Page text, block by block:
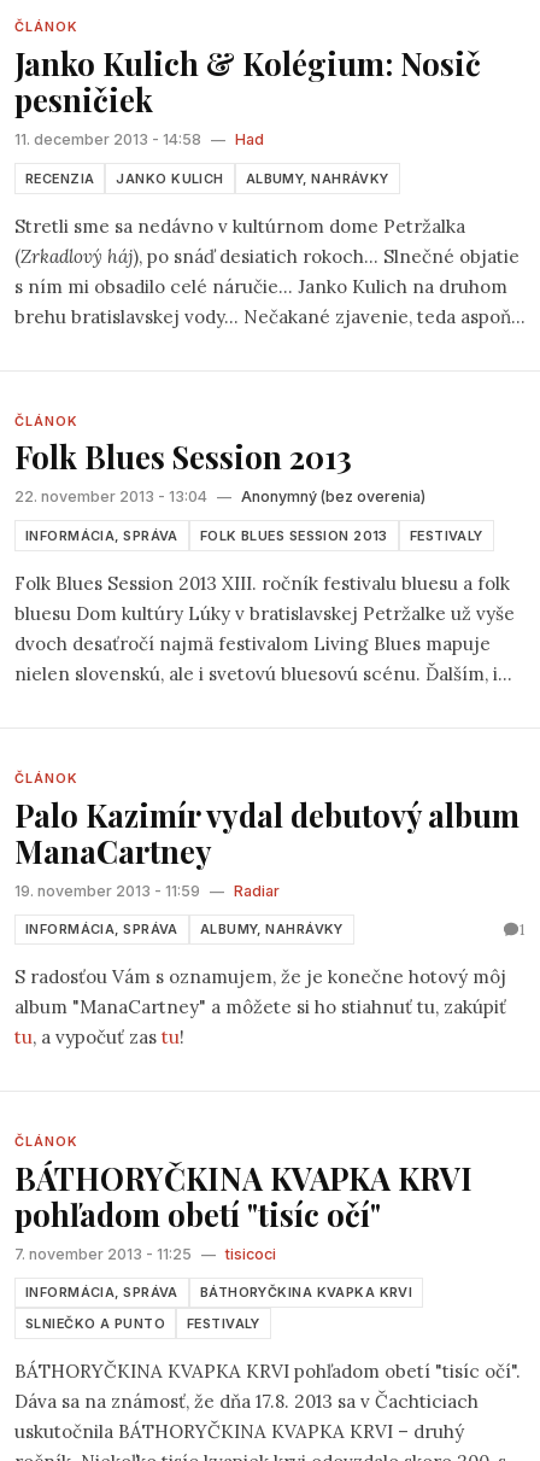
Edit
z rôznych končín sveta, do ktorej kapela vkladá kúsky
svojich duší, skutočne stojí za časté počúvanie.
ČLÁNOK
Janko Kulich & Kolégium: Nosič
pesničiek
11. december 2013 - 14:58 — Had
RECENZIA JANKO KULICH ALBUMY, NAHRÁVKY
Stretli sme sa nedávno v kultúrnom dome Petržalka
(Zrkadlový háj), po snáď desiatich rokoch… Slnečné objatie
s ním mi obsadilo celé náručie… Janko Kulich na druhom
brehu bratislavskej vody… Nečakané zjavenie, teda aspoň
Jankovej kompánií (Kolegium) do šatne, a tam sa po chvíli
krátkej stal sa hrdým vlastníkom ich CD albumu:
ČLÁNOK
Folk Blues Session 2013
22. november 2013 - 13:04 — Anonymný (bez overenia)
INFORMÁCIA, SPRÁVA FOLK BLUES SESSION 2013 FESTIVALY
Folk Blues Session 2013 XIII. ročník festivalu bluesu a folk
bluesu Dom kultúry Lúky v bratislavskej Petržalke už vyše
dvoch desaťročí najmä festivalom Living Blues mapuje
nielen slovenskú, ale i svetovú bluesovú scénu. Ďalším, i
iných bluesových žánrov a odnoží. 30. novembra sa
predstavia 3 domáce a jeden zahraničný súbor.
ČLÁNOK
Palo Kazimír vydal debutový album
ManaCartney
19. november 2013 - 11:59 — Radiar
INFORMÁCIA, SPRÁVA ALBUMY, NAHRÁVKY 1
S radosťou Vám s oznamujem, že je konečne hotový môj
album "ManaCartney" a môžete si ho stiahnuť tu, zakúpiť
tu, a vypočuť zas tu!
ČLÁNOK
BÁTHORYČKINA KVAPKA KRVI
pohľadom obetí "tisíc očí"
7. november 2013 - 11:25 — tisicoci
INFORMÁCIA, SPRÁVA
BÁTHORYČKINA KVAPKA KRVI
SLNIEČKO A PUNTO
FESTIVALY
BÁTHORYČKINA KVAPKA KRVI pohľadom obetí "tisíc očí".
Dáva sa na známosť, že dňa 17.8. 2013 sa v Čachticiach
uskutočnila BÁTHORYČKINA KVAPKA KRVI – druhý